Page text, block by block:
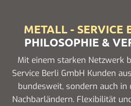
METALL - SERVICE
PHILOSOPHIE &
Mit einem starken Netzwerk
Service Berli GmbH Kunden
bundesweit, sondern auch in
Nachbarländern. Flexibilität